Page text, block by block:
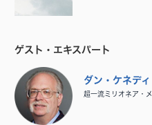
ゲスト・エキスパート
ダン・ケネディ
超一流ミリオネア・